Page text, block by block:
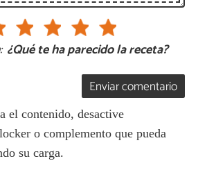
¿Qué te ha parecido la receta?
Enviar comentario
el contenido, desactive
o complemento que pueda
su carga.